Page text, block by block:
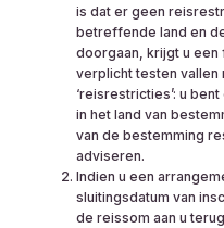
is dat er geen
betreffende land en
doorgaan, krijgt u een
verplicht testen vallen
‘reisrestricties’: u
in het land van
van de bestemming
adviseren.
Indien u een
sluitingsdatum van
de reissom aan u